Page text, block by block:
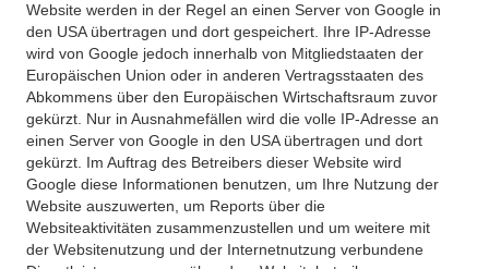
Website werden in der Regel an einen Server von Google in
den USA übertragen und dort gespeichert. Ihre IP-Adresse
wird von Google jedoch innerhalb von Mitgliedstaaten der
Europäischen Union oder in anderen Vertragsstaaten des
Abkommens über den Europäischen Wirtschaftsraum zuvor
gekürzt. Nur in Ausnahmefällen wird die volle IP-Adresse an
einen Server von Google in den USA übertragen und dort
gekürzt. Im Auftrag des Betreibers dieser Website wird
Google diese Informationen benutzen, um Ihre Nutzung der
Website auszuwerten, um Reports über die
Websiteaktivitäten zusammenzustellen und um weitere mit
der Websitenutzung und der Internetnutzung verbundene